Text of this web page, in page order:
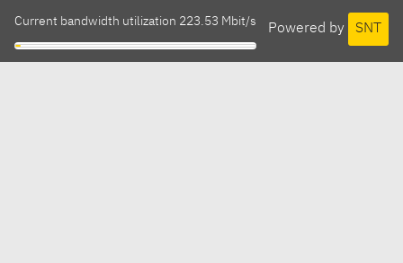
Powered by SNT
Current bandwidth utilization 223.53 Mbit/s